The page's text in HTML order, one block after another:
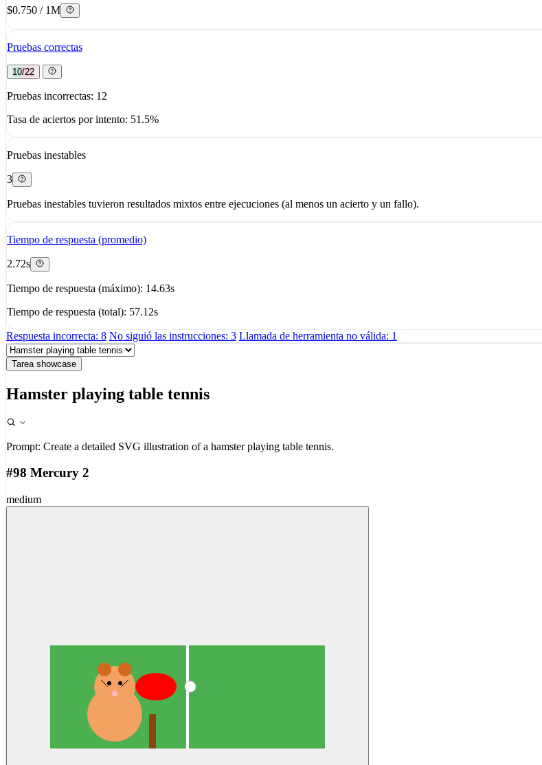
$0.750 / 1M
Pruebas correctas
10/22
Pruebas incorrectas: 12
Tasa de aciertos por intento: 51.5%
Pruebas inestables
3
Pruebas inestables tuvieron resultados mixtos entre ejecuciones (al menos un acierto y un fallo).
Tiempo de respuesta (promedio)
2.72s
Tiempo de respuesta (máximo): 14.63s
Tiempo de respuesta (total): 57.12s
Respuesta incorrecta: 8 No siguió las instrucciones: 3 Llamada de herramienta no válida: 1
Tarea showcase
Hamster playing table tennis
Prompt: Create a detailed SVG illustration of a hamster playing table tennis.
#98 Mercury 2
medium